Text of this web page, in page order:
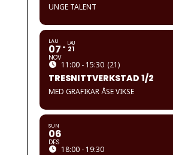
UNGE TALENT
LAU
07
NOV
LAU
21
11:00 - 15:30 (21)
TRESNITTVERKSTAD 1/2
MED GRAFIKAR ÅSE VIKSE
SUN
06
DES
18:00 - 19:30